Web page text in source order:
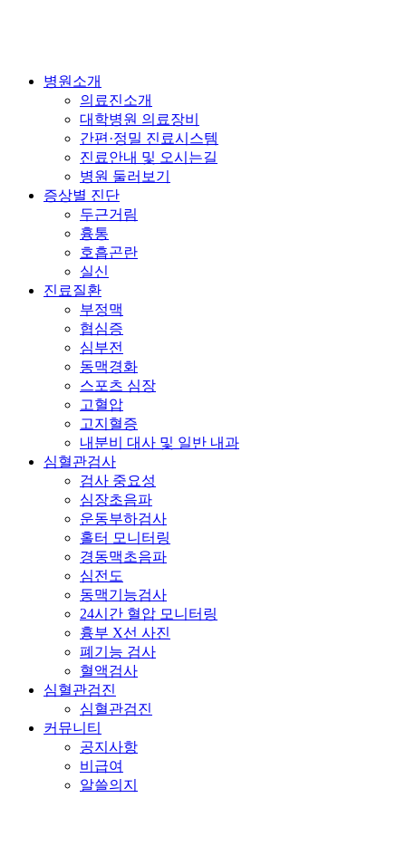
병원소개
의료진소개
대학병원 의료장비
간편·정밀 진료시스템
진료안내 및 오시는길
병원 둘러보기
증상별 진단
두근거림
흉통
호흡곤란
실신
진료질환
부정맥
협심증
심부전
동맥경화
스포츠 심장
고혈압
고지혈증
내분비 대사 및 일반 내과
심혈관검사
검사 중요성
심장초음파
운동부하검사
홀터 모니터링
경동맥초음파
심전도
동맥기능검사
24시간 혈압 모니터링
흉부 X선 사진
폐기능 검사
혈액검사
심혈관검진
심혈관검진
커뮤니티
공지사항
비급여
알쓸의지